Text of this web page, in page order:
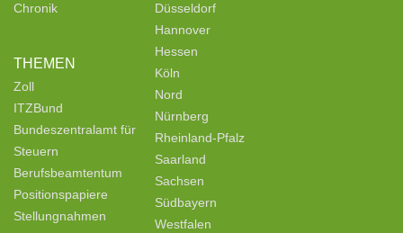
Chronik
THEMEN
Zoll
ITZBund
Bundeszentralamt für
Steuern
Berufsbeamtentum
Positionspapiere
Stellungnahmen
Düsseldorf
Hannover
Hessen
Köln
Nord
Nürnberg
Rheinland-Pfalz
Saarland
Sachsen
Südbayern
Westfalen